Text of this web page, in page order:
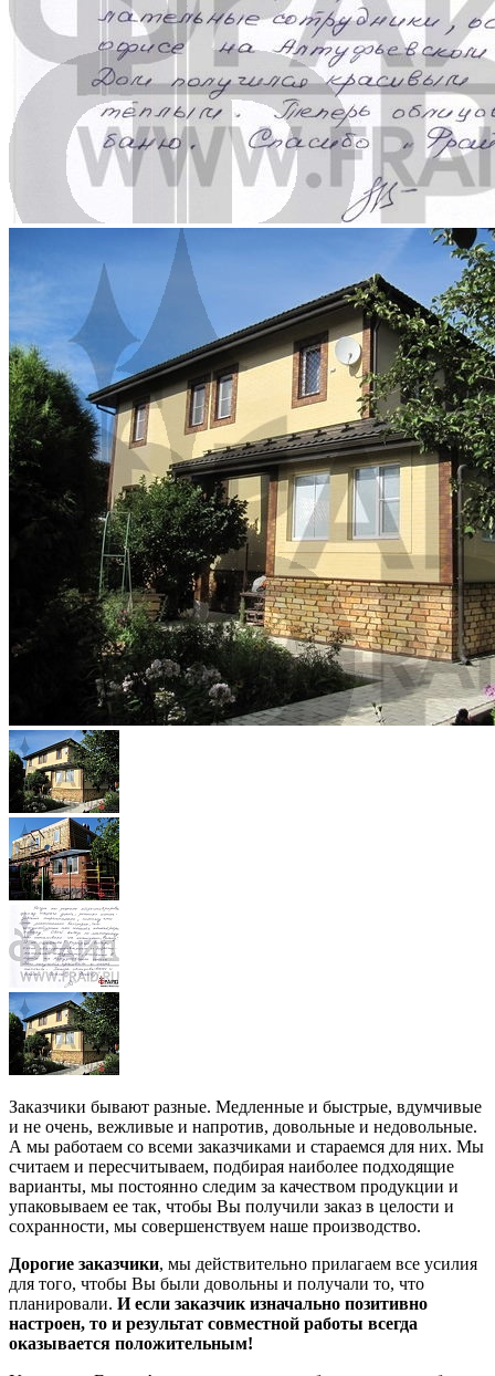
Заказчики бывают разные. Медленные и быстрые, вдумчивые
и не очень, вежливые и напротив, довольные и недовольные.
А мы работаем со всеми заказчиками и стараемся для них. Мы
считаем и пересчитываем, подбирая наиболее подходящие
варианты, мы постоянно следим за качеством продукции и
упаковываем ее так, чтобы Вы получили заказ в целости и
сохранности, мы совершенствуем наше производство.
Дорогие заказчики, мы действительно прилагаем все усилия
для того, чтобы Вы были довольны и получали то, что
планировали. И если заказчик изначально позитивно
настроен, то и результат совместной работы всегда
оказывается положительным!